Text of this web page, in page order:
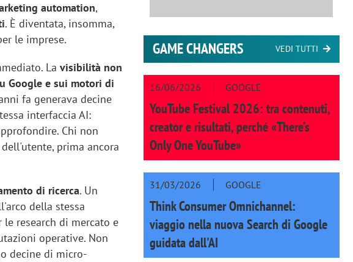
automation,
. È diventata, insomma,
le imprese.
Lavisibilità non
Google e sui motori di
fa generava decine
interfaccia AI:
Chi non
prima ancora
di ricerca. Un
della stessa
research di mercato e
operative. Non
decine di micro-
GAME CHANGERS VEDI TUTTI
16/06/2026 GOOGLE
YouTube Festival 2026: tra contenuti,
creator e risultati, perché «There’s
Only One YouTube»
31/03/2026 GOOGLE
Think Consumer Omnichannel:
viaggio nella nuova Search di Google
guidata dall'AI